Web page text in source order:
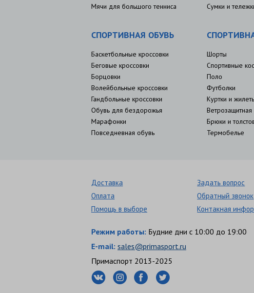
Мячи для большого тенниса
Сумки и
СПОРТИВНАЯ ОБУВЬ
Баскетбольные кроссовки
Беговые кроссовки
Борцовки
Волейбольные кроссовки
Гандбольные кроссовки
Обувь для бездорожья
Марафонки
Повседневная обувь
Шорты
Спортивные
Поло
Футболки
Куртки и
Брюки и
Термобелье
Доставка
Оплата
Помощь в выборе
Задать вопрос
Обратный звонок
Контакная
Режим работы: Будние дни с 10:00 до 19:00
E-mail: sales@primasport.ru
Примаспорт 2013-2025